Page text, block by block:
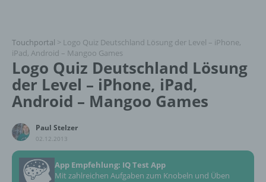
Touchportal > Logo Quiz Deutschland Lösung der Level – iPhone,
iPad, Android – Mangoo Games
Logo Quiz Deutschland Lösung
der Level – iPhone, iPad,
Android – Mangoo Games
Paul Stelzer
02.12.2013
App Empfehlung: IQ Test App
Mit zahlreichen Aufgaben zum Knobeln und Üben